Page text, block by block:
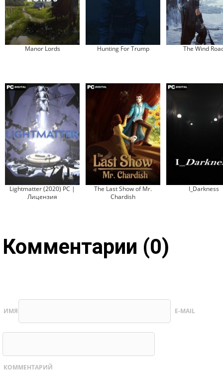
Manor Lords Hunting For Trump The Wind
Lightmatter (2020) PC |
Лицензия
The Last Show of Mr.
Chardish
I_Darkness
Комментарии (0)
ИМЯ E-MAIL
КОММЕНТАРИЙ